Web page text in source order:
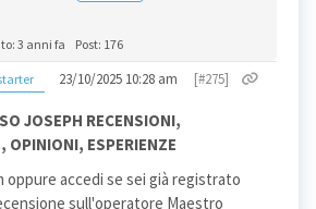
3 anni fa Post: 176
23/10/2025 10:28 am [#275]
JOSEPH RECENSIONI,
OPINIONI, ESPERIENZE
oppure accedi se sei già registrato
sull'operatore Maestro